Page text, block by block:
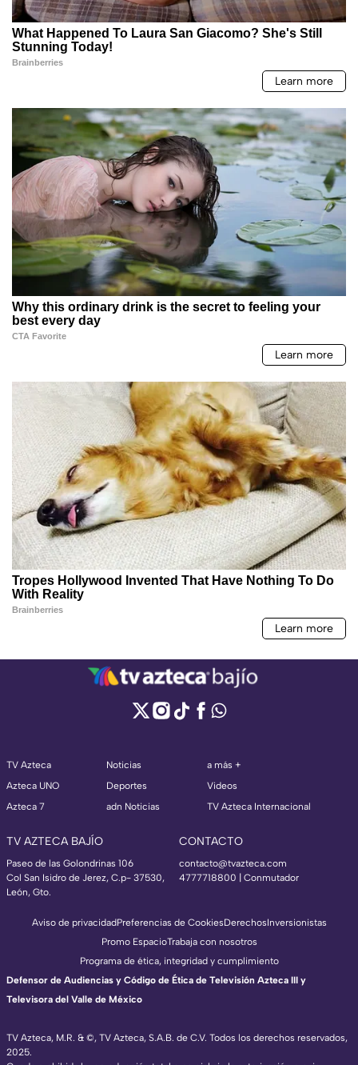
TV Azteca
Azteca UNO
Azteca 7
Noticias
Deportes
adn Noticias
a más +
Videos
TV Azteca Internacional
TV AZTECA BAJÍO
Paseo de las Golondrinas 106
Col San Isidro de Jerez, C.p- 37530,
León, Gto.
CONTACTO
contacto@tvazteca.com
4777718800 | Conmutador
TV Azteca, M.R. & ©, TV Azteca, S.A.B. de C.V. Todos los derechos reservados,
2025.
Aviso de privacidadPreferencias de CookiesDerechosInversionistas
Promo EspacioTrabaja con nosotros
Programa de ética, integridad y cumplimiento
Defensor de Audiencias y Código de Ética de Televisión Azteca III y
Televisora del Valle de México